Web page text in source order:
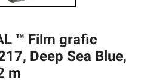
™ Film grafic
Deep Sea Blue,
m